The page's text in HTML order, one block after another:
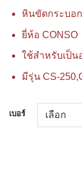
หินขัดกระบอ
ยี่ห้อ CONSO
ใช้สำหรับเป็น
มีรุ่น CS-
เบอร์